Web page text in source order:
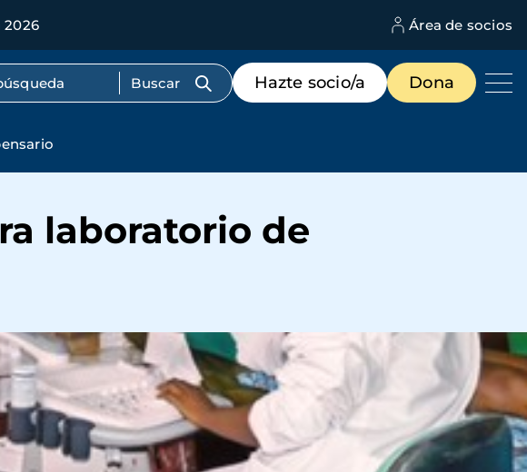
2026 Área de socios
Menú
de
destacados
Hazte socio/a Dona
laboratorio de